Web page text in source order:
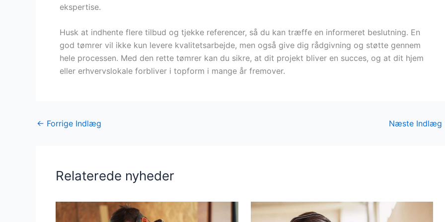
ekspertise.
Husk at indhente flere tilbud og tjekke referencer, så du kan træffe en informeret beslutning. En
god tømrer vil ikke kun levere kvalitetsarbejde, men også give dig rådgivning og støtte gennem
hele processen. Med den rette tømrer kan du sikre, at dit projekt bliver en succes, og at dit hjem
eller erhvervslokale forbliver i topform i mange år fremover.
← Forrige Indlæg Næste Indlæg
Relaterede nyheder